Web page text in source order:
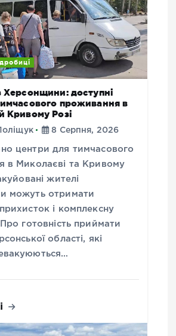
Херсонщини: доступні
проживання в
Кривому Розі
8 Серпня, 2026
центри для тимчасового
в Миколаєві та Кривому
жителі
можуть отримати
і комплексну
готовність приймати
області, які